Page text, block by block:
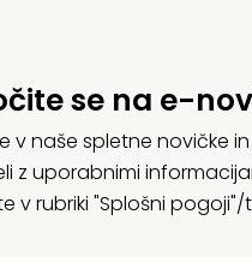
se na e-
v naše spletne novičke
z uporabnimi
v rubriki "Splošni